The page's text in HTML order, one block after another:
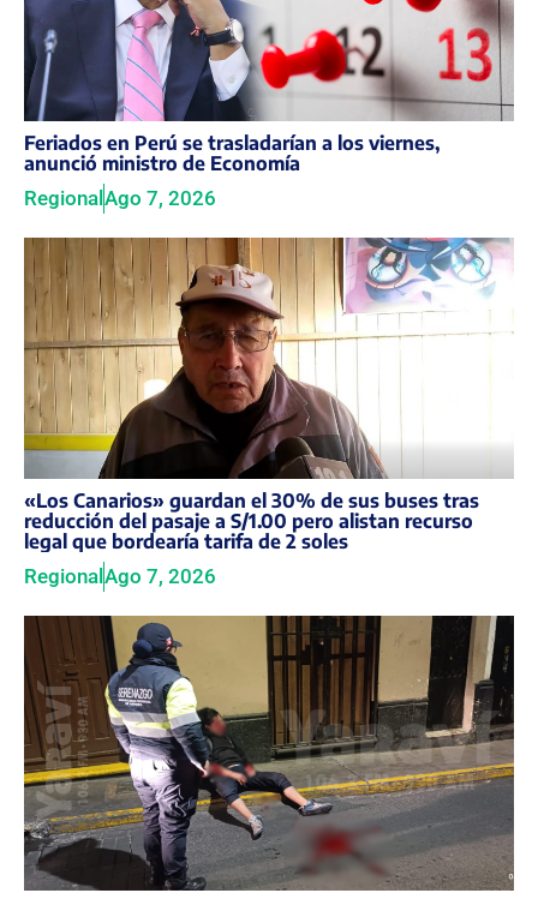
Feriados en Perú se trasladarían a los viernes,
anunció ministro de Economía
RegionalAgo 7, 2026
«Los Canarios» guardan el 30% de sus buses tras
reducción del pasaje a S/1.00 pero alistan recurso
legal que bordearía tarifa de 2 soles
RegionalAgo 7, 2026